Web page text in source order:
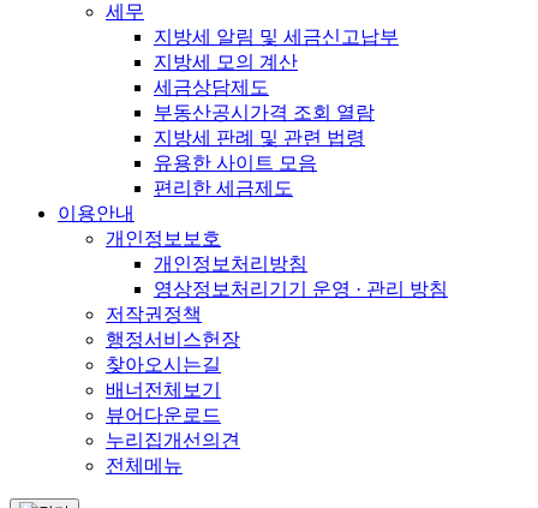
세무
지방세 알림 및 세금신고납부
지방세 모의 계산
세금상담제도
부동산공시가격 조회 열람
지방세 판례 및 관련 법령
유용한 사이트 모음
편리한 세금제도
이용안내
개인정보보호
개인정보처리방침
영상정보처리기기 운영 · 관리 방침
저작권정책
행정서비스헌장
찾아오시는길
배너전체보기
뷰어다운로드
누리집개선의견
전체메뉴